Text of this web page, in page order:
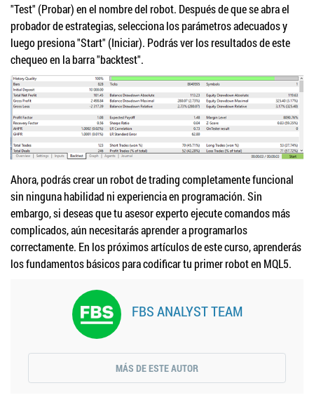
"Test" (Probar) en el nombre del robot. Después de que se abra el
probador de estrategias, selecciona los parámetros adecuados y
luego presiona "Start" (Iniciar). Podrás ver los resultados de este
chequeo en la barra "backtest".
Ahora, podrás crear un robot de trading completamente funcional
sin ninguna habilidad ni experiencia en programación. Sin
embargo, si deseas que tu asesor experto ejecute comandos más
complicados, aún necesitarás aprender a programarlos
correctamente. En los próximos artículos de este curso, aprenderás
los fundamentos básicos para codificar tu primer robot en MQL5.
FBS ANALYST TEAM
MÁS DE ESTE AUTOR